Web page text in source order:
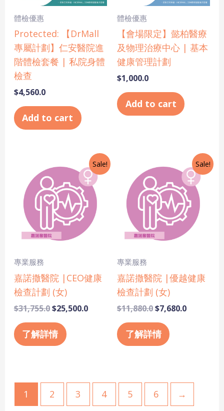
體檢優惠
Protected: 【DrMall
專屬計劃】仁安醫院進
階體檢套餐 | 私院身體
檢查
$4,560.0
Add to cart
體檢優惠
【會場限定】懿柏醫療
及物理治療中心 | 基本
健康管理計劃
$1,000.0
Add to cart
Sale!
專業服務
嘉諾撒醫院 |CEO健康
檢查計劃 (女)
$31,755.0
price
was:
$31,755.0.
$25,500.0
Current
price
is:
$25,500.0.
了解詳情
Sale!
專業服務
嘉諾撒醫院 |優越健康
檢查計劃 (女)
$11,880.0
price
was:
$11,880.0.
$7,680.0
Current
price
is:
$7,680.0.
了解詳情
1 2 3 4 5 6 →